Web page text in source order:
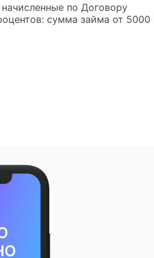
по Договору
сумма займа от 5000